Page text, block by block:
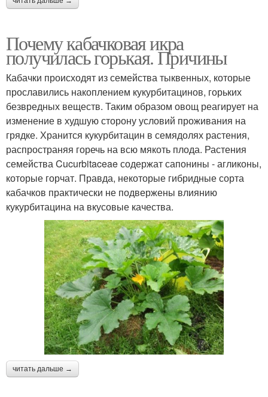
Почему кабачковая икра
получилась горькая. Причины
Кабачки происходят из семейства тыквенных, которые
прославились накоплением кукурбитацинов, горьких
безвредных веществ. Таким образом овощ реагирует на
изменение в худшую сторону условий проживания на
грядке. Хранится кукурбитацин в семядолях растения,
распространяя горечь на всю мякоть плода. Растения
семейства Cucurbitaceae содержат сапонины - агликоны,
которые горчат. Правда, некоторые гибридные сорта
кабачков практически не подвержены влиянию
кукурбитацина на вкусовые качества.
читать дальше →